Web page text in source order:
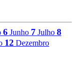
6 Junho 7 Julho 8
12 Dezembro